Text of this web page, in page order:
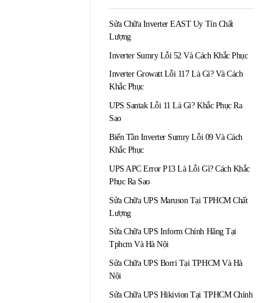
Sửa Chữa Inverter EAST Uy Tín Chất
Lượng
Inverter Sumry Lỗi 52 Và Cách Khắc Phục
Inverter Growatt Lỗi 117 Là Gì? Và Cách
Khắc Phục
UPS Santak Lỗi 11 Là Gì? Khắc Phục Ra
Sao
Biến Tần Inverter Sumry Lỗi 09 Và Cách
Khắc Phục
UPS APC Error P13 Là Lỗi Gì? Cách Khắc
Phục Ra Sao
Sửa Chữa UPS Maruson Tại TPHCM Chất
Lượng
Sửa Chữa UPS Inform Chính Hãng Tại
Tphcm Và Hà Nội
Sửa Chữa UPS Borri Tại TPHCM Và Hà
Nội
Sửa Chữa UPS Hikivion Tại TPHCM Chính